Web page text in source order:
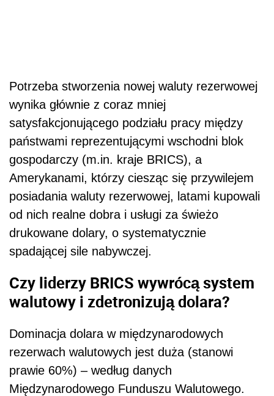
Potrzeba stworzenia nowej waluty rezerwowej
wynika głównie z coraz mniej
satysfakcjonującego podziału pracy między
państwami reprezentującymi wschodni blok
gospodarczy (m.in. kraje BRICS), a
Amerykanami, którzy ciesząc się przywilejem
posiadania waluty rezerwowej, latami kupowali
od nich realne dobra i usługi za świeżo
drukowane dolary, o systematycznie
spadającej sile nabywczej.
Czy liderzy BRICS wywrócą system
walutowy i zdetronizują dolara?
Dominacja dolara w międzynarodowych
rezerwach walutowych jest duża (stanowi
prawie 60%) – według danych
Międzynarodowego Funduszu Walutowego.